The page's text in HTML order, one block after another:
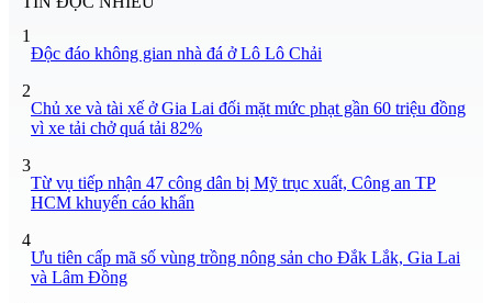
1
Độc đáo không gian nhà đá ở Lô Lô Chải
2
Chủ xe và tài xế ở Gia Lai đối mặt mức phạt gần 60 triệu đồng
vì xe tải chở quá tải 82%
3
Từ vụ tiếp nhận 47 công dân bị Mỹ trục xuất, Công an TP
HCM khuyến cáo khẩn
4
Ưu tiên cấp mã số vùng trồng nông sản cho Đắk Lắk, Gia Lai
và Lâm Đồng